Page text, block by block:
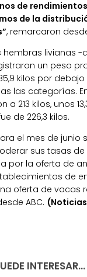
de
de la
, remarcaron
hembras livianas -
un peso
kilos por
las categorías.
a 213 kilos, unos
de 226,3 kilos.
el mes de junio
sus tasas
por la oferta de
de
oferta de vacas
ABC.
INTERESAR...